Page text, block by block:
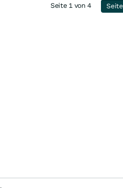
Seite 1 von 4